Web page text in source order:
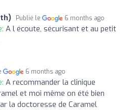
Publié le 6 months ago
A l écoute, sécurisant et au petit
6 months ago
A recommander la clinique
et moi même on été bien
la doctoresse de Caramel